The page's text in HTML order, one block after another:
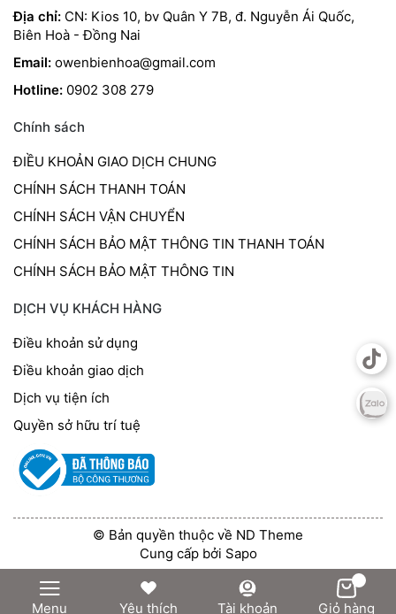
Menu Yêu thích Tài khoản Giỏ hàng
Địa chỉ: CN: Kios 10, bv Quân Y 7B, đ. Nguyễn Ái Quốc,
Biên Hoà - Đồng Nai
Email: owenbienhoa@gmail.com
Hotline: 0902 308 279
Chính sách
ĐIỀU KHOẢN GIAO DỊCH CHUNG
CHÍNH SÁCH THANH TOÁN
CHÍNH SÁCH VẬN CHUYỂN
CHÍNH SÁCH BẢO MẬT THÔNG TIN THANH TOÁN
CHÍNH SÁCH BẢO MẬT THÔNG TIN
DỊCH VỤ KHÁCH HÀNG
Điều khoản sử dụng
Điều khoản giao dịch
Dịch vụ tiện ích
Quyền sở hữu trí tuệ
© Bản quyền thuộc về ND Theme
Cung cấp bởi Sapo